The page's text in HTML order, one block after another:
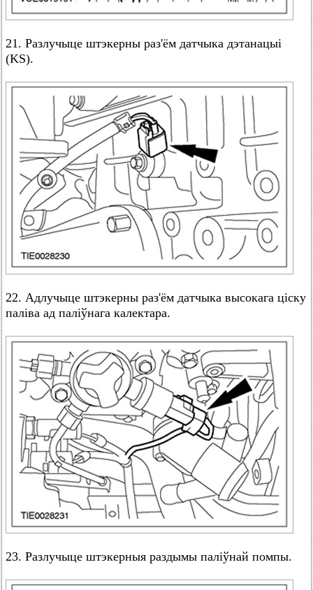
21. Разлучыце штэкерны раз'ём датчыка дэтанацыі
(KS).
22. Адлучыце штэкерны раз'ём датчыка высокага ціску
паліва ад паліўнага калектара.
23. Разлучыце штэкерныя раздымы паліўнай помпы.